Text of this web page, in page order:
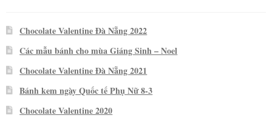
Chocolate Valentine Đà Nẵng 2022
Các mẫu bánh cho mùa Giáng Sinh – Noel
Chocolate Valentine Đà Nẵng 2021
Bánh kem ngày Quốc tế Phụ Nữ 8-3
Chocolate Valentine 2020